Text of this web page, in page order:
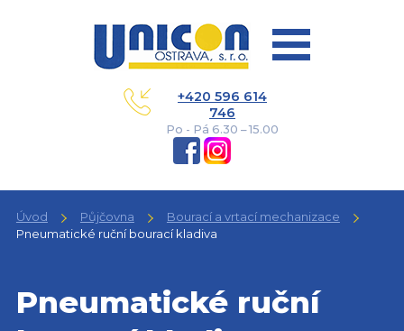
+420 596 614
746
Po - Pá 6.30 – 15.00
Úvod Půjčovna
Bourací a vrtací mechanizace
Pneumatické ruční bourací kladiva
Pneumatické ruční